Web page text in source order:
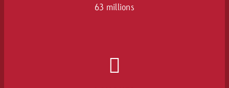
63 millions